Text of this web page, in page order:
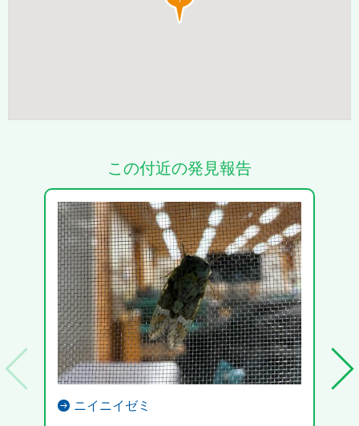
この付近の発見報告
ニイニイゼミ